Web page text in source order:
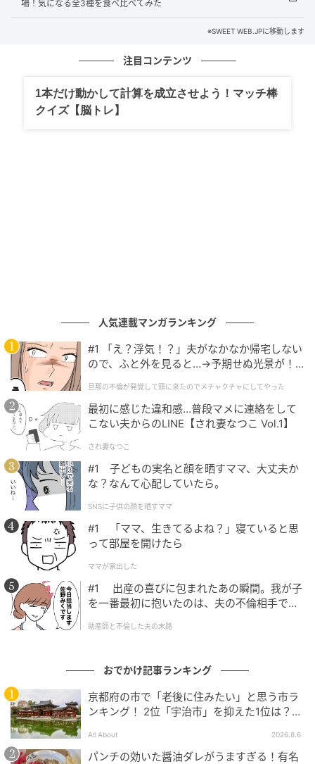
る前から、幻想的な演出は既に始まっているんです！
べが、私たちを「光の夢」の世界へ連れていく……♡
非日常的な世界観にワクワクしてしまいました！
②イントロダクション
SWEETWEB.JP
場！気になる全3種を食べ比べてみた
※SWEET WEB.JPに移動します
注目コンテンツ
1本だけ動かして計算を成立させよう！マッチ棒
クイズ【脳トレ】
人気連載マンガランキング
#1 「え？浮気！？」夫がなかなか帰宅しない
ので、ふと外を見ると…→予期せぬ光景が！
クチャにしてやった
旦那の不倫が発覚して頭に来たのでメチャクチャにしてやった
最初に感じた違和感…普段マメに連絡をして
こない夫からのLINE【され妻なつこ Vol.1】
され妻なつこ
#1 子どもの実名と顔を晒すママ、大丈夫か
な？なんて心配していたら。
SNSに子供の顔を晒すママ
#1 「ママ、生きてるよね？」寝ていると思
って部屋を開けたら
ママが家出した
#1 出産の喜びに包まれたあの瞬間。我が子
を一番最初に抱いたのは、夫の不倫相手でし
助産師と不倫した夫の末路
おでかけ記事ランキング
京都府の市で「老後に住みたい」と思う市ラ
ンキング！ 2位「宇治市」を抑えた1位は？
All About 2026.8.6
パンチの効いた醤油ダレがうますぎる！有名